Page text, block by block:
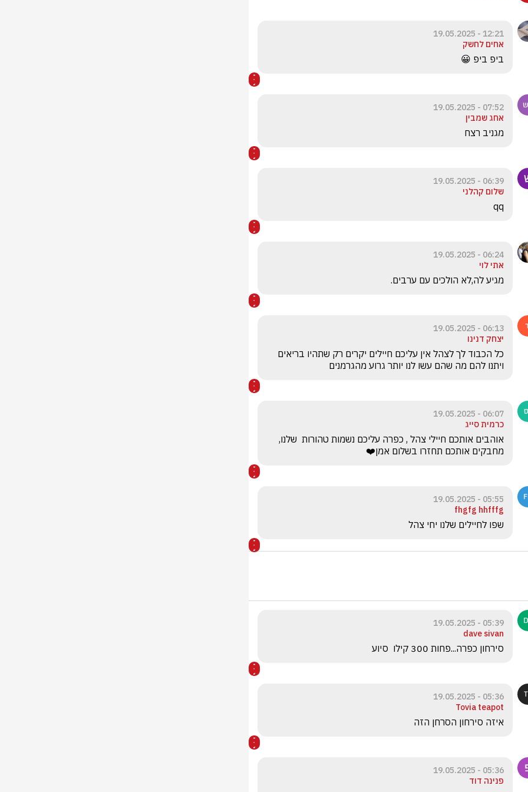
12:21 - 19.05.2025
אחים לחשק
ביפ ביפ 😀
07:52 - 19.05.2025
אחג שמבין
מגניב רצח
06:39 - 19.05.2025
שלום קהלני
qq
06:24 - 19.05.2025
אתי לוי
מגיע לה,לא הולכים עם ערבים.
06:13 - 19.05.2025
יצחק דנינו
ויתנו להם מה שהם עשו לנו יותר גרוע מהגרמנים
06:07 - 19.05.2025
כרמית סייג
מחבקים אותכם תחזרו בשלום אמן❤️
05:55 - 19.05.2025
fhgfg hhfffg
שפו לחיילים שלנו יחי צהל
05:39 - 19.05.2025
dave sivan
סירחון כפרה...פחות 300 קילו  סיוע
05:36 - 19.05.2025
Tovia teapot
איזה סירחון הסרחן הזה
05:36 - 19.05.2025
פנינה דוד